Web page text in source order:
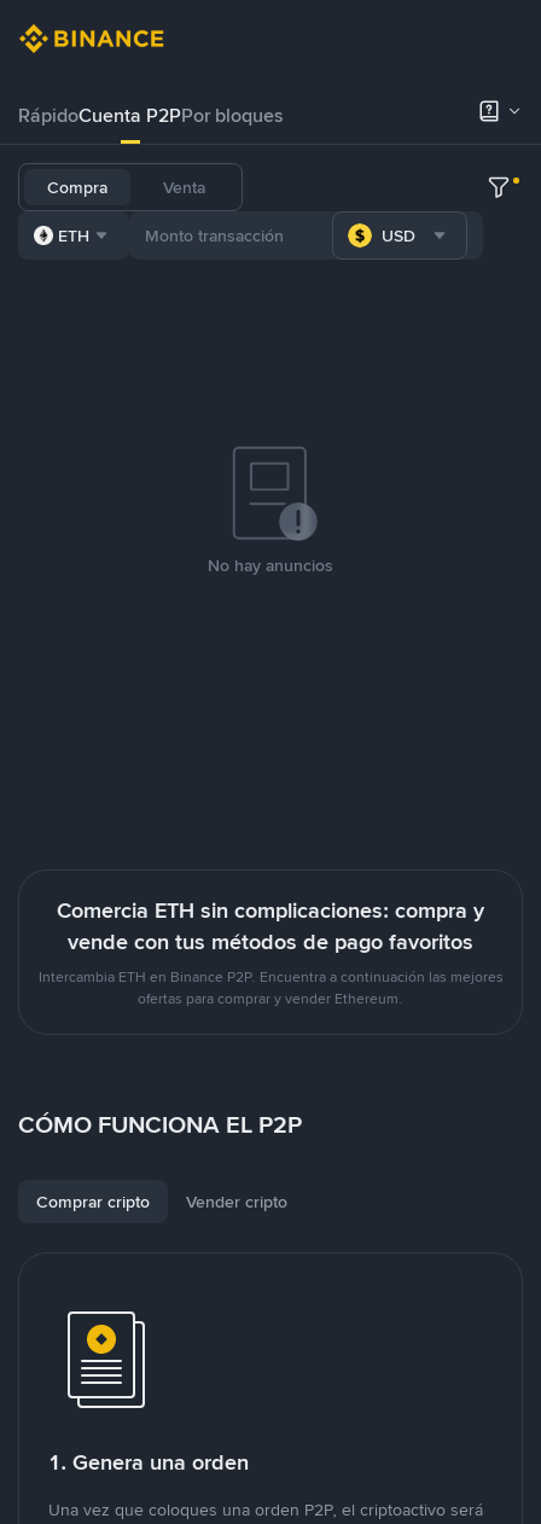
RápidoCuenta P2PPor bloques
Compra Venta
ETH USD
No hay anuncios
Comercia ETH sin complicaciones: compra y
vende con tus métodos de pago favoritos
Intercambia ETH en Binance P2P. Encuentra a continuación las mejores
ofertas para comprar y vender Ethereum.
CÓMO FUNCIONA EL P2P
Comprar cripto Vender cripto
1. Genera una orden
Una vez que coloques una orden P2P, el criptoactivo será